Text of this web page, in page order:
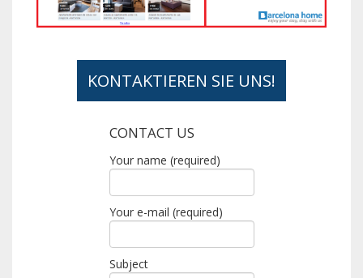
KONTAKTIEREN SIE UNS!
CONTACT US
Your name (required)
Your e-mail (required)
Subject